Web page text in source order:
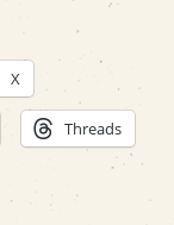
X
Threads